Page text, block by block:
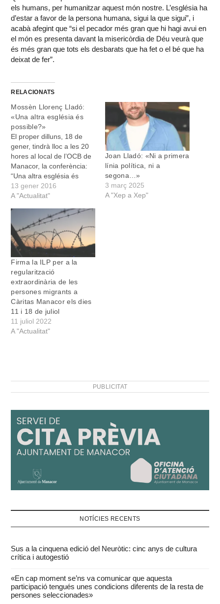
els humans, per humanitzar aquest món nostre. L’església ha
d’estar a favor de la persona humana, sigui la que sigui”, i
acabà afegint que “si el pecador més gran que hi hagi avui en
el món es presenta davant la misericòrdia de Déu veurà que
és més gran que tots els desbarats que ha fet o el bé que ha
deixat de fer”.
RELACIONATS
Mossèn Llorenç Lladó:
«Una altra església és
possible?»
El proper dilluns, 18 de
gener, tindrà lloc a les 20
hores al local de l’OCB de
Manacor, la conferència:
“Una altra església és
possible?” a càrrec de
Mossèn Llorenç Lladó.
originari de Valldemosa.
Capellà de base, activista,
progressista, a vegades
polèmic, que, a més,
compta…
13 gener 2016
A "Actualitat"
Joan Lladó: «Ni a primera
línia política, ni a
segona…»
3 març 2025
A "Xep a Xep"
Firma la ILP per a la
regularització
extraordinària de les
persones migrants a
Càritas Manacor els dies
11 i 18 de juliol
11 juliol 2022
A "Actualitat"
PUBLICITAT
NOTÍCIES RECENTS
Sus a la cinquena edició del Neuròtic: cinc anys de cultura
crítica i autogestió
«En cap moment se’ns va comunicar que aquesta
participació tengués unes condicions diferents de la resta de
persones seleccionades»